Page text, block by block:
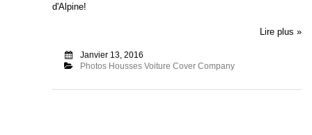
d'Alpine!
Lire plus »
Janvier 13, 2016
Photos Housses Voiture Cover Company